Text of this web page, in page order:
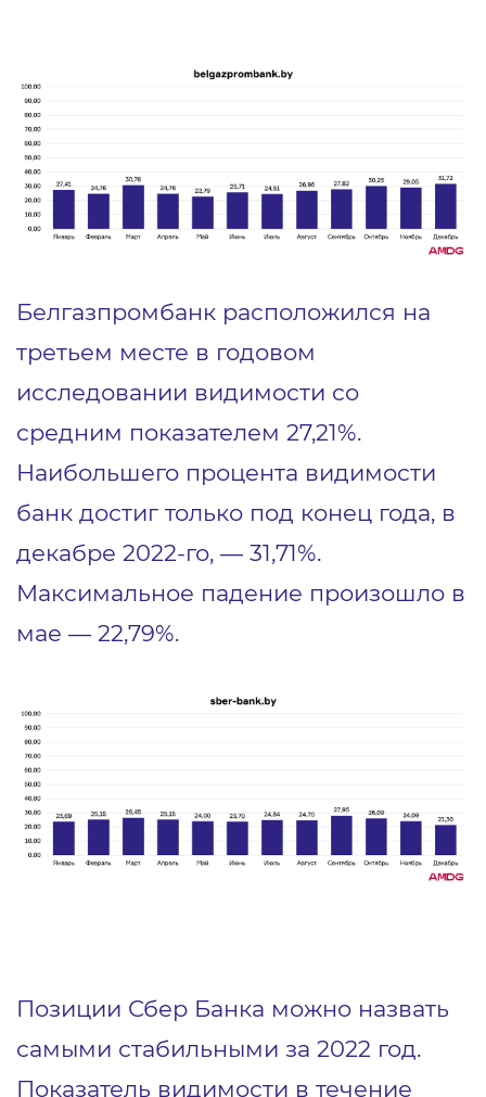
Белгазпромбанк расположился на
третьем месте в годовом
исследовании видимости со
средним показателем 27,21%.
Наибольшего процента видимости
банк достиг только под конец года, в
декабре 2022-го, — 31,71%.
Максимальное падение произошло в
мае — 22,79%.
Позиции Сбер Банка можно назвать
самыми стабильными за 2022 год.
Показатель видимости в течение